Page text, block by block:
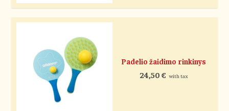
Padelio žaidimo rinkinys
24,50 € with tax